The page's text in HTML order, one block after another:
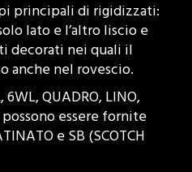
principali di rigidizzati:
lato e l’altro liscio e
decorati nei quali il
anche nel rovescio.
QUADRO, LINO,
possono essere fornite
e SB (SCOTCH